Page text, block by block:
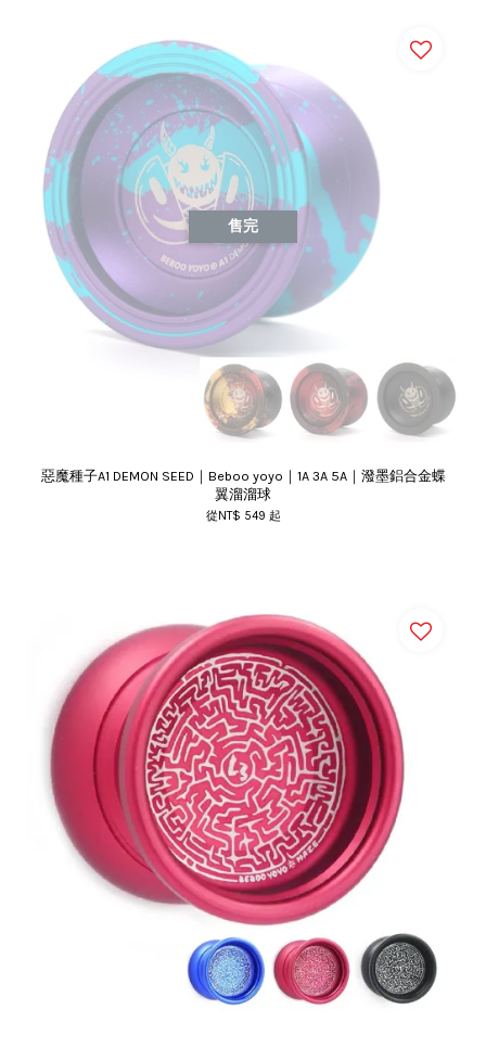
售完
惡魔種子A1 DEMON SEED｜Beboo yoyo｜1A 3A 5A｜潑墨鋁合金蝶
翼溜溜球
從NT$ 549 起